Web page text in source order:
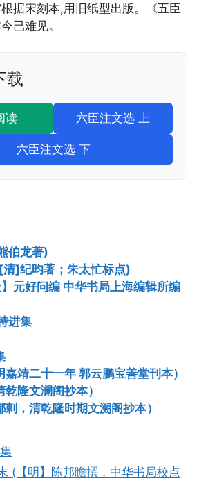
据宋刻本,用旧纸型出版。《五臣
已难见。
载
读 六臣注文选 上
六臣注文选 下
伯龙著)
]纪昀著；朱太忙标点)
元好问编 中华书局上海编辑所编
进集
靖二十一年 郭云鹏宝善堂刊本）
隆文澜阁抄本）
剌，清乾隆时期文溯阁抄本）
(【明】陈邦瞻撰，中华书局校点